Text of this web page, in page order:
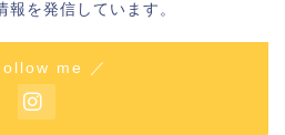
を発信しています。
me ／